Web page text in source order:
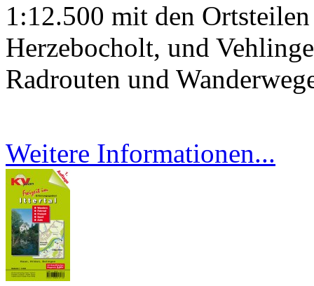
1:12.500 mit den
Herzebocholt, und
Radrouten und
Weitere Informationen...